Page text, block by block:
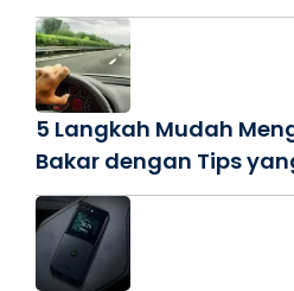
5 Langkah Mudah
Bakar dengan Tips